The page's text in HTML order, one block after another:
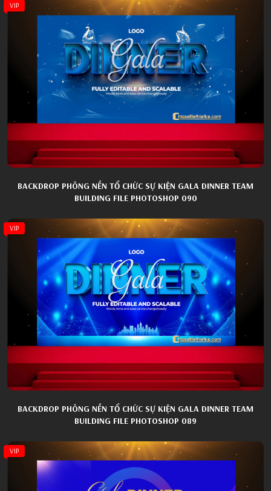
VIP
BACKDROP PHÔNG NỀN TỔ CHỨC SỰ KIỆN GALA DINNER TEAM
BUILDING FILE PHOTOSHOP 090
VIP
BACKDROP PHÔNG NỀN TỔ CHỨC SỰ KIỆN GALA DINNER TEAM
BUILDING FILE PHOTOSHOP 089
VIP